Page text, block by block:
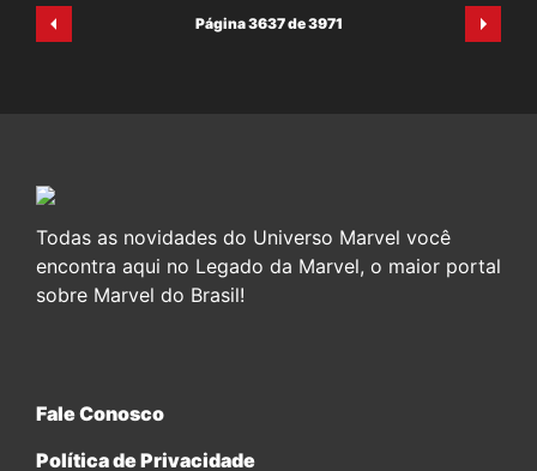
Página 3637 de 3971
Todas as novidades do Universo Marvel você
encontra aqui no Legado da Marvel, o maior portal
sobre Marvel do Brasil!
Fale Conosco
Política de Privacidade